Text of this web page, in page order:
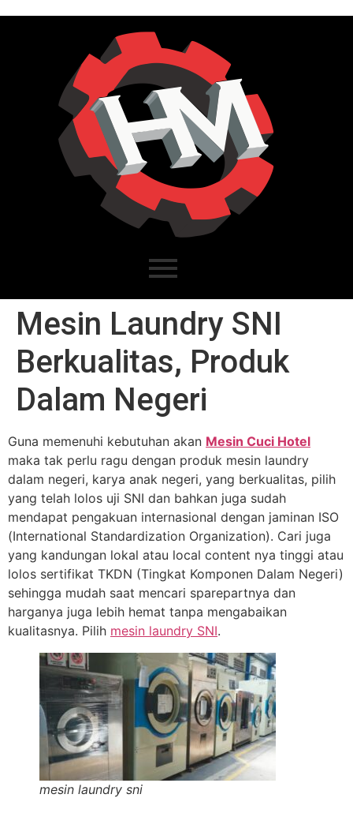
Mesin Laundry SNI
Berkualitas, Produk
Dalam Negeri
Guna memenuhi kebutuhan akan Mesin Cuci Hotel
maka tak perlu ragu dengan produk mesin laundry
dalam negeri, karya anak negeri, yang berkualitas, pilih
yang telah lolos uji SNI dan bahkan juga sudah
mendapat pengakuan internasional dengan jaminan ISO
(International Standardization Organization). Cari juga
yang kandungan lokal atau local content nya tinggi atau
lolos sertifikat TKDN (Tingkat Komponen Dalam Negeri)
sehingga mudah saat mencari sparepartnya dan
harganya juga lebih hemat tanpa mengabaikan
kualitasnya. Pilih mesin laundry SNI.
mesin laundry sni